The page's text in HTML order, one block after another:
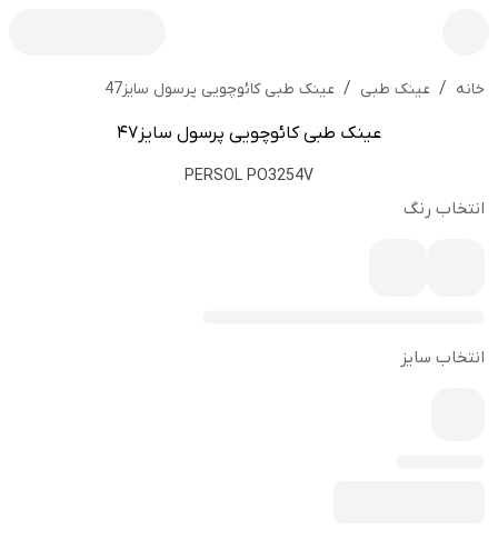
خانه / عینک طبی / عینک طبی کائوچویی پرسول سایز47
عینک طبی کائوچویی پرسول سایز47
PERSOL PO3254V
انتخاب رنگ
انتخاب سایز